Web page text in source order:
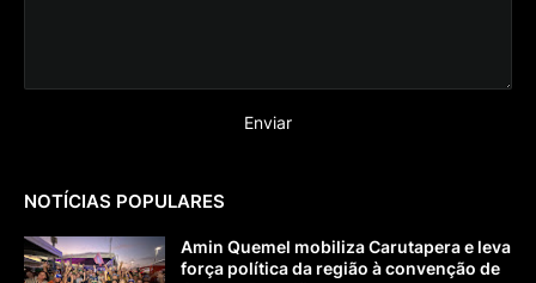
NOTÍCIAS POPULARES
Amin Quemel mobiliza Carutapera e leva
força política da região à convenção de